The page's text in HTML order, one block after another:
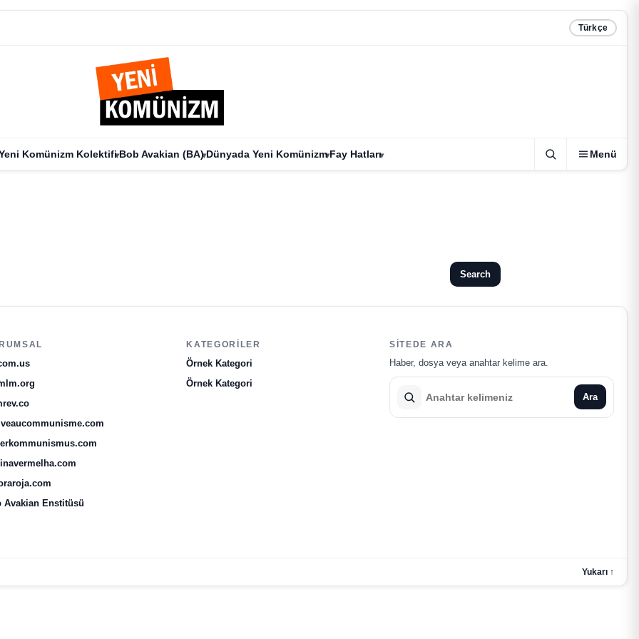
Türkçe
Komünizm KolektifiBob Avakian (BA)Dünyada Yeni KomünizmFay Hatları Menü
Search
Avakian Enstitüsü
KATEGORILER
Örnek Kategori
Örnek Kategori
SITEDE ARA
Haber, dosya veya anahtar kelime ara.
Ara
Yukarı ↑